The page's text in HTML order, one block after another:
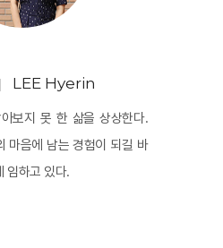
LEE Hyerin
보지 못 한 삶을 상상한다.
마음에 남는 경험이 되길 바
임하고 있다.